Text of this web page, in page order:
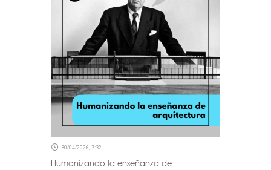
30/04/2026, 7:32
Humanizando la enseñanza de